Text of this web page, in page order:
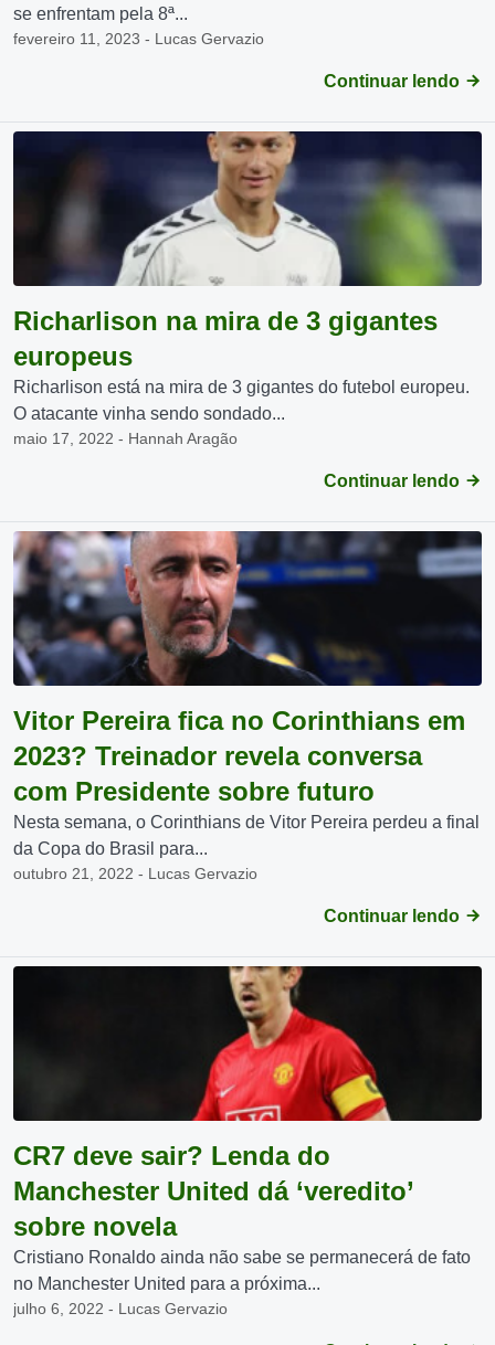
se enfrentam pela 8ª...
fevereiro 11, 2023 - Lucas Gervazio
Continuar lendo
Richarlison na mira de 3 gigantes
europeus
Richarlison está na mira de 3 gigantes do futebol europeu.
O atacante vinha sendo sondado...
maio 17, 2022 - Hannah Aragão
Continuar lendo
Vitor Pereira fica no Corinthians em
2023? Treinador revela conversa
com Presidente sobre futuro
Nesta semana, o Corinthians de Vitor Pereira perdeu a final
da Copa do Brasil para...
outubro 21, 2022 - Lucas Gervazio
Continuar lendo
CR7 deve sair? Lenda do
Manchester United dá ‘veredito’
sobre novela
Cristiano Ronaldo ainda não sabe se permanecerá de fato
no Manchester United para a próxima...
julho 6, 2022 - Lucas Gervazio